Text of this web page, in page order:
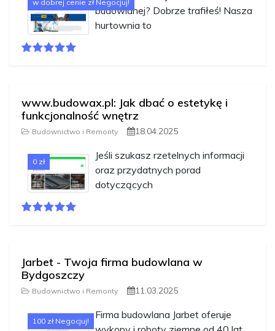
w dobrej cenie zł Negocjuj!
budowlanej? Dobrze trafiłeś! Nasza
hurtownia to
www.budowax.pl: Jak dbać o estetykę i
funkcjonalność wnętrz
Budownictwo i Remonty 18.04.2025
0 zł
Jeśli szukasz rzetelnych informacji
oraz przydatnych porad
dotyczących
Jarbet - Twoja firma budowlana w
Bydgoszczy
Budownictwo i Remonty 11.03.2025
100 zł Negocjuj!
Firma budowlana Jarbet oferuje